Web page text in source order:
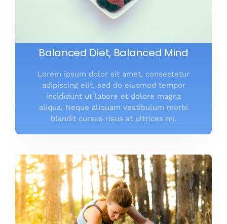
Balanced Diet, Balanced Mind
Lorem ipsum dolor sit amet, consectetur
adipiscing elit, sed do eiusmod tempor
incididunt ut labore et dolore magna
aliqua. Neque aliquam vestibulum morbi
blandit cursus risus at ultrices mi.